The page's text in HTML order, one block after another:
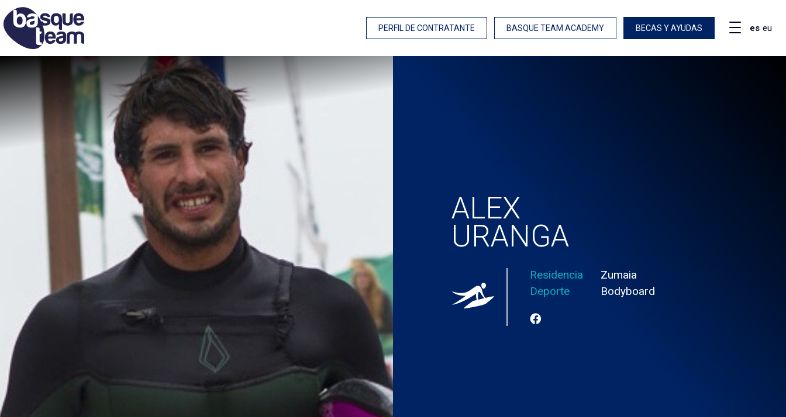
PERFIL DE CONTRATANTE BASQUE TEAM ACADEMY BECAS Y AYUDAS es eu
ALEX
URANGA
Residencia
Zumaia
Deporte
Bodyboard